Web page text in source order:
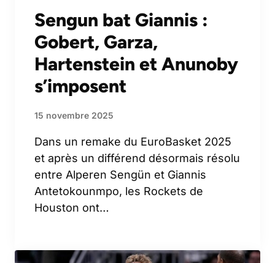
Sengun bat Giannis :
Gobert, Garza,
Hartenstein et Anunoby
s’imposent
15 novembre 2025
Dans un remake du EuroBasket 2025
et après un différend désormais résolu
entre Alperen Sengün et Giannis
Antetokounmpo, les Rockets de
Houston ont…